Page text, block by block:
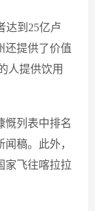
达到25亿卢
还提供了价值
人提供饮用
慨列表中排名
稿。此外，
家飞往喀拉拉